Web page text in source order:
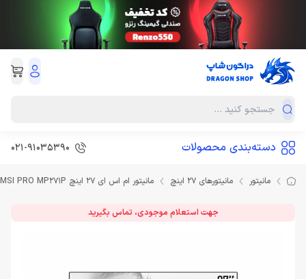
دسته‌بندی محصولات 021-91035390
مانیتور مانیتورهای 27 اینچ مانیتور ام اس ای 27 اینچ MSI PRO MP271P
جهت استعلام موجودی، تماس بگیرید